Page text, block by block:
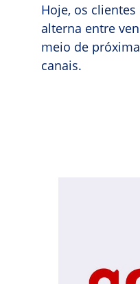
Hoje, os
alterna entre
meio de
canais.